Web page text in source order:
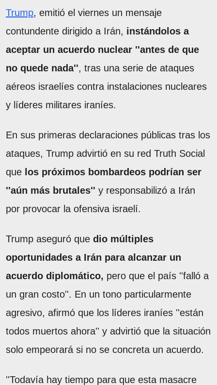
Trump, emitió el viernes un mensaje
contundente dirigido a Irán, instándolos a
aceptar un acuerdo nuclear ''antes de que
no quede nada'', tras una serie de ataques
aéreos israelíes contra instalaciones nucleares
y líderes militares iraníes.
En sus primeras declaraciones públicas tras los
ataques, Trump advirtió en su red Truth Social
que los próximos bombardeos podrían ser
''aún más brutales'' y responsabilizó a Irán
por provocar la ofensiva israelí.
Trump aseguró que dio múltiples
oportunidades a Irán para alcanzar un
acuerdo diplomático, pero que el país ''falló a
un gran costo''. En un tono particularmente
agresivo, afirmó que los líderes iraníes ''están
todos muertos ahora'' y advirtió que la situación
solo empeorará si no se concreta un acuerdo.
''Todavía hay tiempo para que esta masacre